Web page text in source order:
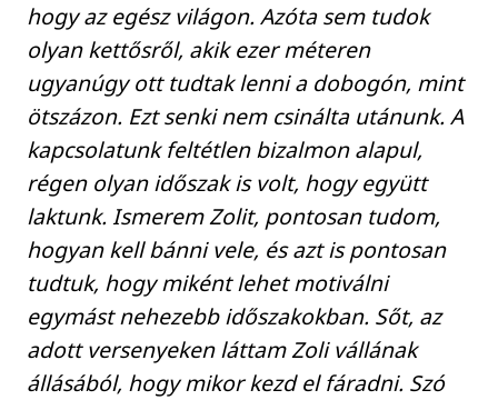
hogy az egész világon. Azóta sem tudok
olyan kettősről, akik ezer méteren
ugyanúgy ott tudtak lenni a dobogón, mint
ötszázon. Ezt senki nem csinálta utánunk. A
kapcsolatunk feltétlen bizalmon alapul,
régen olyan időszak is volt, hogy együtt
laktunk. Ismerem Zolit, pontosan tudom,
hogyan kell bánni vele, és azt is pontosan
tudtuk, hogy miként lehet motiválni
egymást nehezebb időszakokban. Sőt, az
adott versenyeken láttam Zoli vállának
állásából, hogy mikor kezd el fáradni. Szó